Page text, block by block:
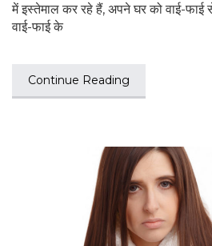
में इस्तेमाल कर रहे हैं, अपने घर को वाई-
वाई-फाई के
Continue Reading